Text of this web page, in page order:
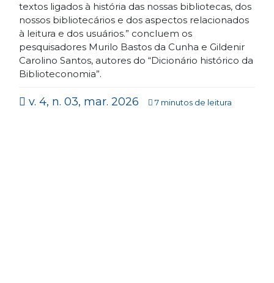
textos ligados à história das nossas bibliotecas, dos
nossos bibliotecários e dos aspectos relacionados
à leitura e dos usuários.” concluem os
pesquisadores Murilo Bastos da Cunha e Gildenir
Carolino Santos, autores do “Dicionário histórico da
Biblioteconomia”.
v. 4, n. 03, mar. 2026 7 minutos de leitura